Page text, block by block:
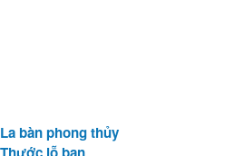
La bàn phong thủy